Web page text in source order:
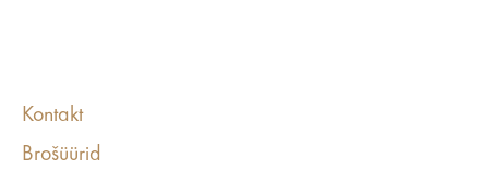
Kontakt
Brošüürid